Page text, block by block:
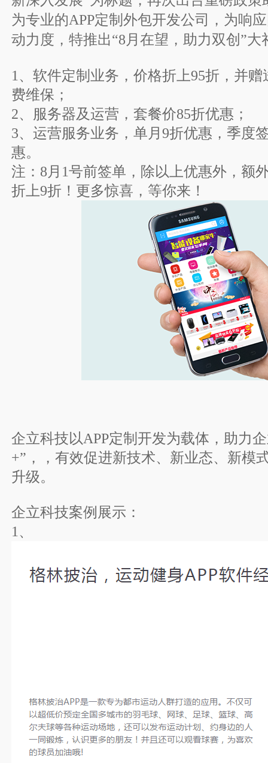
为专业的APP定制外包开发公司，为响
动力度，特推出“8月在望，助力双创”大
1、软件定制业务，价格折上95折，并赠
费维保；
2、服务器及运营，套餐价85折优惠；
3、运营服务业务，单月9折优惠，季度
惠。
注：8月1号前签单，除以上优惠外，额
折上9折！更多惊喜，等你来！
企立科技以APP定制开发为载体，助力
+”，，有效促进新技术、新业态、新模
升级。
企立科技案例展示：
1、